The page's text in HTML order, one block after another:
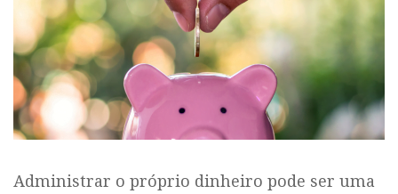
Administrar o próprio dinheiro pode ser uma